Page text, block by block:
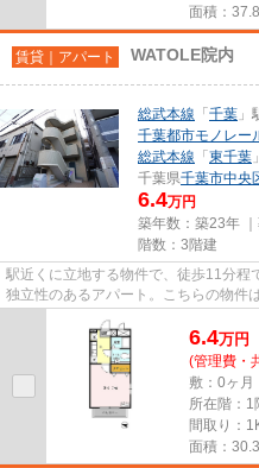
面積：
賃貸｜アパート WATOLE院内
総武本線 「 千葉 」
千葉都市モノレー
総武本線 「 東千葉
千葉県千葉市中央
6.4万円
築年数：築23年 ｜
階数：3階建
駅近くに立地する物件で、徒歩11分程
独立性のあるアパート。こちらの物件
6.4万円
(管理費・
敷：0ヶ月
所在階：1
間取り：
面積：